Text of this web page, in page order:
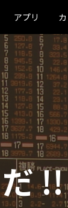
アプリ
!!